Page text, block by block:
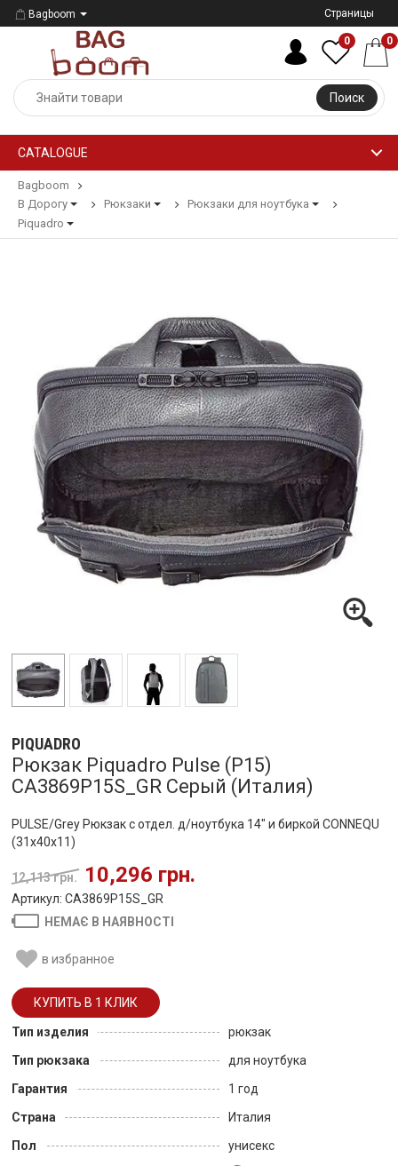
Bagboom Страницы
Поиск
0 0
CATALOGUE
Bagboom
В Дорогу
Рюкзаки
Рюкзаки для ноутбука
Piquadro
PIQUADRO
Рюкзак Piquadro Pulse (P15)
CA3869P15S_GR Серый (Италия)
PULSE/Grey Рюкзак с отдел. д/ноутбука 14" и биркой CONNEQU
(31x40x11)
12,113 грн. 10,296 грн.
Артикул: CA3869P15S_GR
НЕМАЄ В НАЯВНОСТІ
в избранное
Тип изделия
рюкзак
Тип рюкзака
для ноутбука
Гарантия
1 год
Страна
Италия
Пол
унисекс